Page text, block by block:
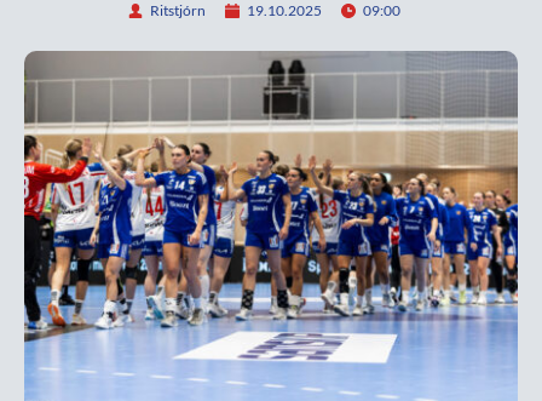
Ritstjórn 19.10.2025 09:00